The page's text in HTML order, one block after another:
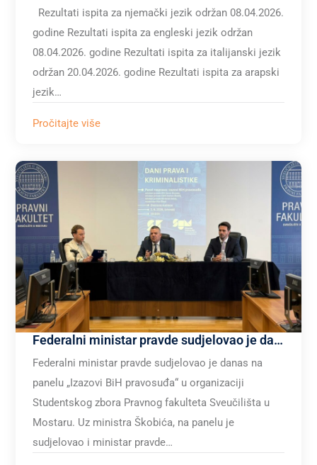
Rezultati ispita za njemački jezik održan 08.04.2026.
godine Rezultati ispita za engleski jezik održan
08.04.2026. godine Rezultati ispita za italijanski jezik
održan 20.04.2026. godine Rezultati ispita za arapski
jezik…
Pročitajte više
Federalni ministar pravde sudjelovao je danas na panelu „Izazovi BiH pravosuđa“ u organizaciji Studentskog zbora Pravnog fakulteta Sveučilišta u Mostaru.
Federalni ministar pravde sudjelovao je danas na
panelu „Izazovi BiH pravosuđa“ u organizaciji
Studentskog zbora Pravnog fakulteta Sveučilišta u
Mostaru. Uz ministra Škobića, na panelu je
sudjelovao i ministar pravde…